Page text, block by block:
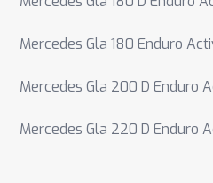
Mercedes Gla 180 Enduro
Mercedes Gla 200 D Enduro
Mercedes Gla 220 D Enduro